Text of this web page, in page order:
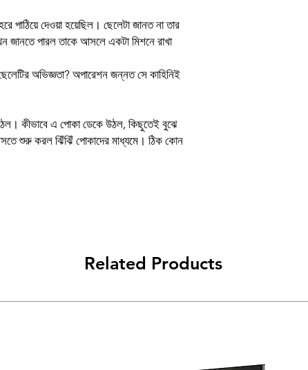
পাঠিয়ে দেওয়া হয়েছিল। ছেলেটা জানত না তার
জানতে পারল তাকে আসলে একটা মিশনে রাখা
অভিজ্ঞতা? অপারেশন জন্নত সে কাহিনিই
কীভাবে এ পোকা ডেকে উঠল, কিছুতেই বুঝে
শুরু করল ঝিঁঝিঁ পোকাদের মাধ্যমে। ঠিক কোন
Related Products